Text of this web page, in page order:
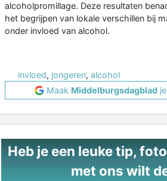
alcoholpromillage. Deze resultaten
het begrijpen van lokale verschillen bij
onder invloed van alcohol.
invloed, jongeren, alcohol
Maak Middelburgsdagblad
Heb je een leuke tip,
met ons wilt